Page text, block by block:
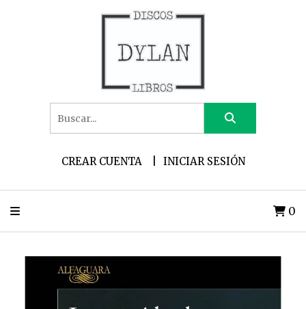
CREAR CUENTA INICIAR SESIÓN
0